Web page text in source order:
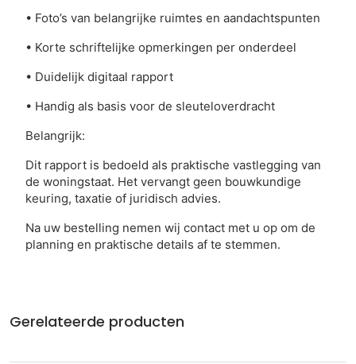
• Foto’s van belangrijke ruimtes en aandachtspunten
• Korte schriftelijke opmerkingen per onderdeel
• Duidelijk digitaal rapport
• Handig als basis voor de sleuteloverdracht
Belangrijk:
Dit rapport is bedoeld als praktische vastlegging van
de woningstaat. Het vervangt geen bouwkundige
keuring, taxatie of juridisch advies.
Na uw bestelling nemen wij contact met u op om de
planning en praktische details af te stemmen.
Gerelateerde producten